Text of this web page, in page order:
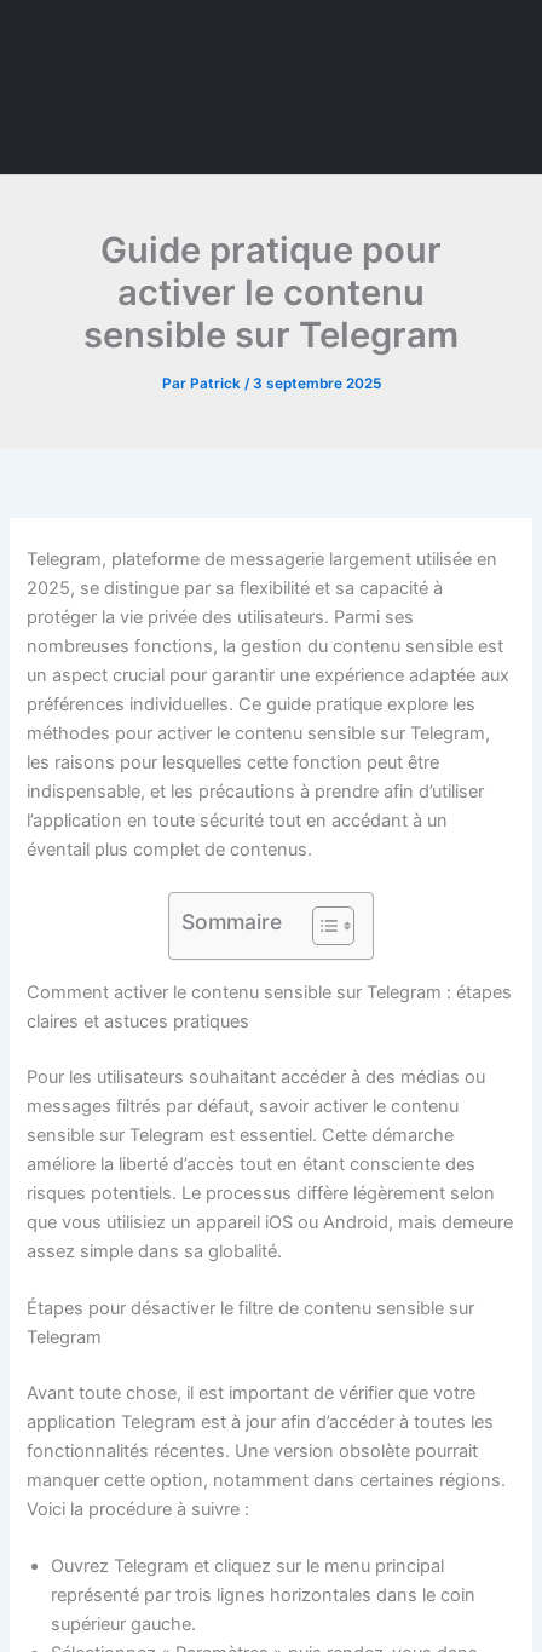
Guide pratique pour
activer le contenu
sensible sur Telegram
Par Patrick / 3 septembre 2025
Telegram, plateforme de messagerie largement utilisée en
2025, se distingue par sa flexibilité et sa capacité à
protéger la vie privée des utilisateurs. Parmi ses
nombreuses fonctions, la gestion du contenu sensible est
un aspect crucial pour garantir une expérience adaptée aux
préférences individuelles. Ce guide pratique explore les
méthodes pour activer le contenu sensible sur Telegram,
les raisons pour lesquelles cette fonction peut être
indispensable, et les précautions à prendre afin d’utiliser
l’application en toute sécurité tout en accédant à un
éventail plus complet de contenus.
Sommaire
Comment activer le contenu sensible sur Telegram : étapes
claires et astuces pratiques
Pour les utilisateurs souhaitant accéder à des médias ou
messages filtrés par défaut, savoir activer le contenu
sensible sur Telegram est essentiel. Cette démarche
améliore la liberté d’accès tout en étant consciente des
risques potentiels. Le processus diffère légèrement selon
que vous utilisiez un appareil iOS ou Android, mais demeure
assez simple dans sa globalité.
Étapes pour désactiver le filtre de contenu sensible sur
Telegram
Avant toute chose, il est important de vérifier que votre
application Telegram est à jour afin d’accéder à toutes les
fonctionnalités récentes. Une version obsolète pourrait
manquer cette option, notamment dans certaines régions.
Voici la procédure à suivre :
Ouvrez Telegram et cliquez sur le menu principal
représenté par trois lignes horizontales dans le coin
supérieur gauche.